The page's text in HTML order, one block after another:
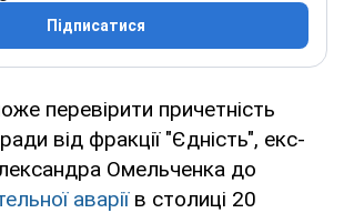
Підписатися
перевірити причетність
від фракції "Єдність", екс-
Омельченка до
аваріїв столиці 20